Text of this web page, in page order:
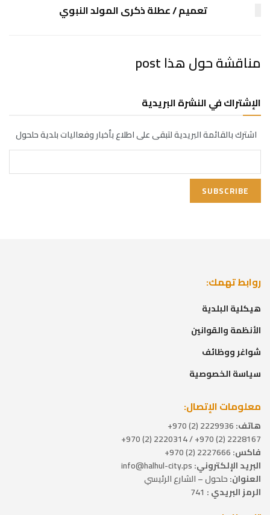
تعميم / عطلة ذكرى المولد النبوي
مناقشة حول هذا post
الإشتراك في النشرة البريدية
اشترك بالقائمة البريدية لتبقى على اطلاع بأخبار وفعاليات بلدية حلحول
روابط تهمك:
هيكلية البلدية
الأنظمة والقوانين
شواغر ووظائف
سياسة الخصوصية
معلومات الإتصال:
هاتف:
2228167 (2) 970+ / 2220314 (2) 970+
فاكس:
البريد الإلكتروني:
العنوان:حلحول – الشارع الرئيسي
الرمز البريدي :